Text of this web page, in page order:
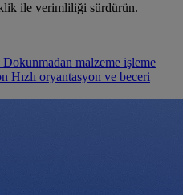
ile verimliliği sürdürün.
Dokunmadan malzeme işleme
Hızlı oryantasyon ve beceri